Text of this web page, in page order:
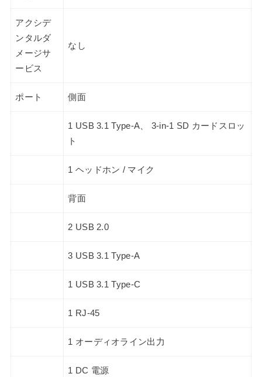
アクシデ
ンタルダ
メージサ
ービス
なし
ポート 側面
1 USB 3.1 Type-A、 3-in-1 SD カードスロッ
ト
1 ヘッドホン / マイク
背面
2 USB 2.0
3 USB 3.1 Type-A
1 USB 3.1 Type-C
1 RJ-45
1 オーディオライン出力
1 DC 電源